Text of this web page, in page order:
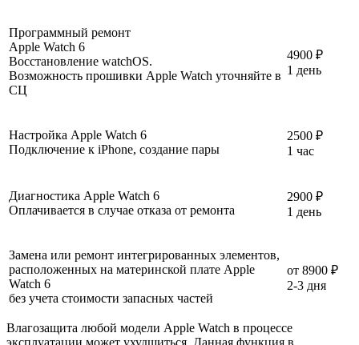
Программный ремонт
Apple Watch 6
Восстановление watchOS.
Возможность прошивки Apple Watch уточняйте в
СЦ
4900 ₽
1 день
Настройка Apple Watch 6
Подключение к iPhone, создание пары
2500 ₽
1 час
Диагностика Apple Watch 6
Оплачивается в случае отказа от ремонта
2900 ₽
1 день
Замена или ремонт интегрированных элементов,
расположенных на материнской плате Apple
Watch 6
без учета стоимости запасных частей
от 8900 ₽
2-3 дня
Влагозащита любой модели Apple Watch в процессе
эксплуатации может ухудшиться. Данная функция в